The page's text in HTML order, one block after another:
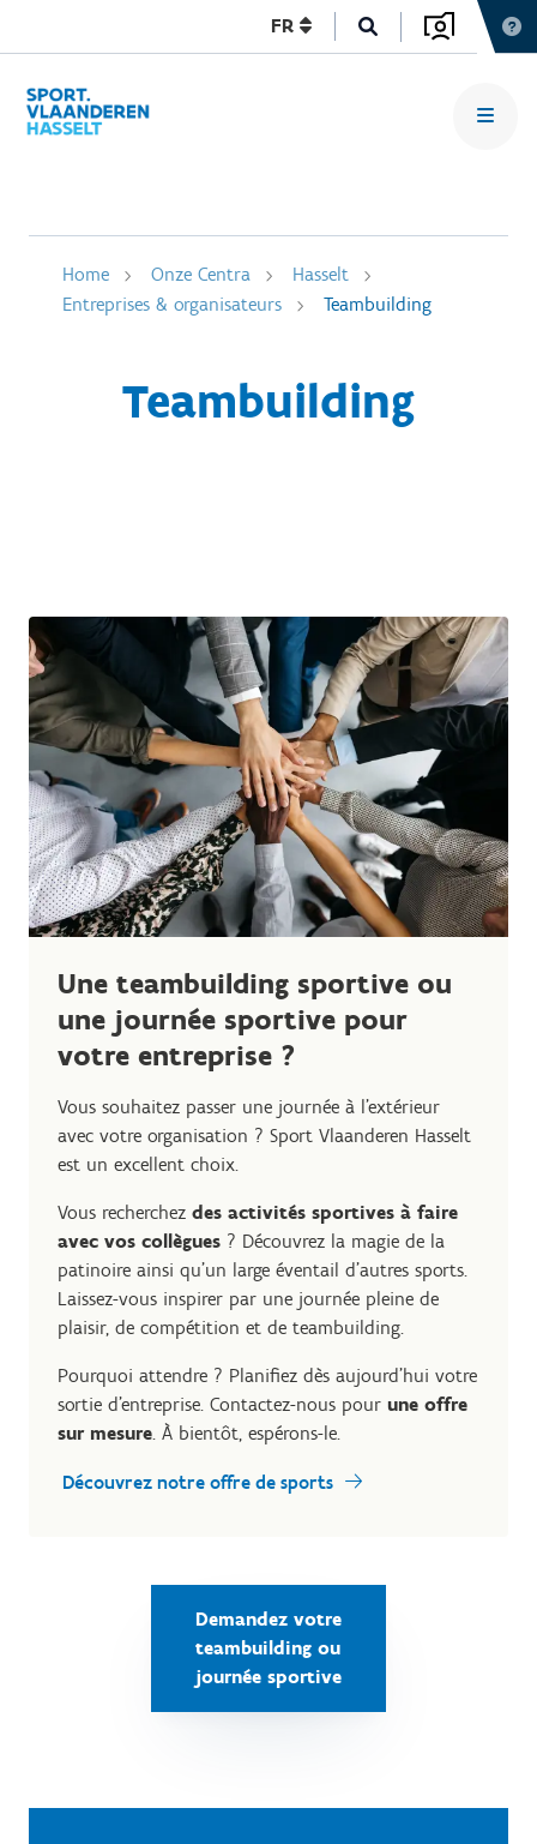
FR
Home Onze Centra
Hasselt
Entreprises & organisateurs
Teambuilding
Teambuilding
Une teambuilding sportive ou
une journée sportive pour
votre entreprise ?
Vous souhaitez passer une journée à l’extérieur
avec votre organisation ? Sport Vlaanderen Hasselt
est un excellent choix.
Vous recherchez des activités sportives à faire
avec vos collègues ? Découvrez la magie de la
patinoire ainsi qu’un large éventail d’autres sports.
Laissez-vous inspirer par une journée pleine de
plaisir, de compétition et de teambuilding.
Pourquoi attendre ? Planifiez dès aujourd’hui votre
sortie d'entreprise. Contactez-nous pour une offre
sur mesure . À bientôt, espérons-le.
Découvrez notre offre de sports
Demandez votre
teambuilding ou
journée sportive